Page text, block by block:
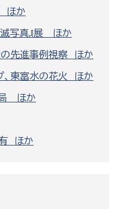
ほか
滅写真』展 ほか
先進事例視察 ほか
、東富水の花火 ほか
局 ほか
有 ほか